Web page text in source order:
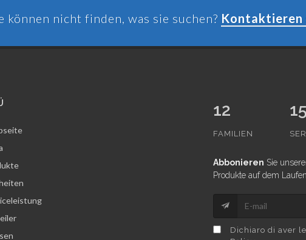
nicht finden, was sie suchen? Kontaktieren
12
FAMILIEN
Abbonieren Sie
Produkte auf dem
Dichiaro di aver